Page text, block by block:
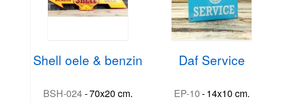
Shell oele & benzin
BSH-024-70x20 cm.
Daf Service
EP-10-14x10 cm.